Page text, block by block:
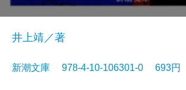
井上靖／著
新潮文庫 978-4-10-106301-0 693円